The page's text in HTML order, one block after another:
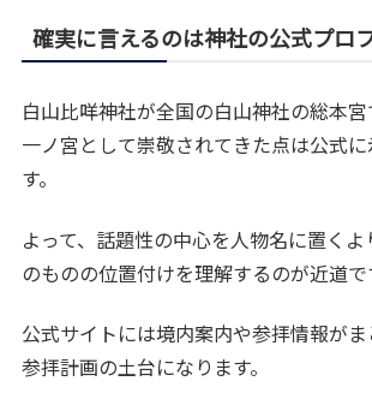
確実に言えるのは神社の公式プロ
白山比咩神社が全国の白山神社の総本
一ノ宮として崇敬されてきた点は公式
す。
よって、話題性の中心を人物名に置く
のものの位置付けを理解するのが近道で
公式サイトには境内案内や参拝情報がま
参拝計画の土台になります。